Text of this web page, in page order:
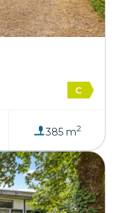
C
385 m2